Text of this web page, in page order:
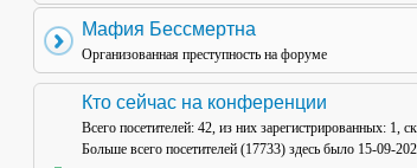
Мафия Бессмертна
Организованная преступность на форуме
Кто сейчас на конференции
Всего посетителей: 42, из них зарегистрированных: 1,
Больше всего посетителей (17733) здесь было 15-09-